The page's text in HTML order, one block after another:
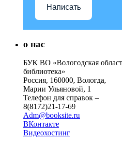
Написать
о нас
БУК ВО «Вологодская
библиотека»
Россия, 160000, Вологда,
Марии Ульяновой, 1
Телефон для справок –
8(8172)21-17-69
Adm@booksite.ru
ВКонтакте
Видеохостинг